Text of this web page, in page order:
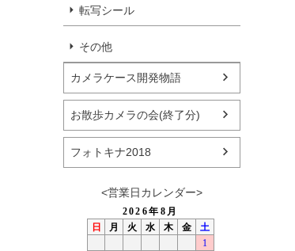
転写シール
その他
カメラケース開発物語
お散歩カメラの会(終了分)
フォトキナ2018
<営業日カレンダー>